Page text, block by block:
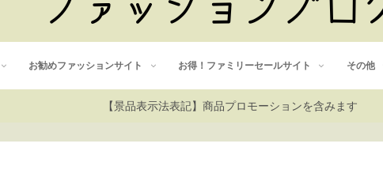
お勧めファッションサイト お得！ファミリーセールサイト その他
【景品表示法表記】商品プロモーションを含みます